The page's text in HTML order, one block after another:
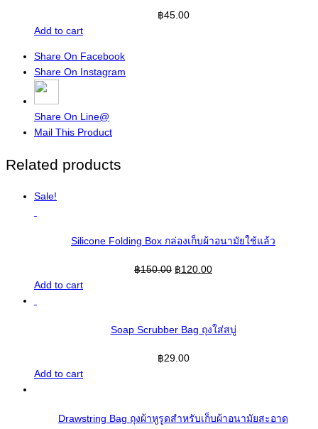
฿45.00
Add to cart
Share On Facebook
Share On Instagram
Share On Line@
Mail This Product
Related products
Sale!
Silicone Folding Box กล่องเก็บผ้าอนามัยใช้แล้ว
฿150.00 Original
฿120.00Current
Add to cart
Soap Scrubber Bag ถุงใส่สบู่
฿29.00
Add to cart
Drawstring Bag ถุงผ้าหูรูดสำหรับเก็บผ้าอนามัยสะอาด